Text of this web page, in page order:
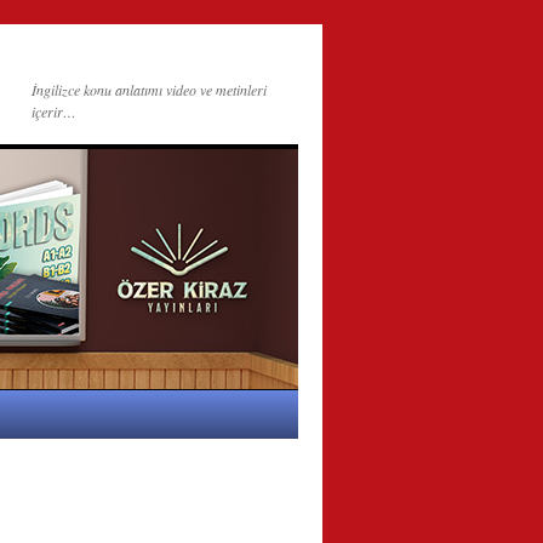
İngilizce konu anlatımı video ve metinleri
içerir…